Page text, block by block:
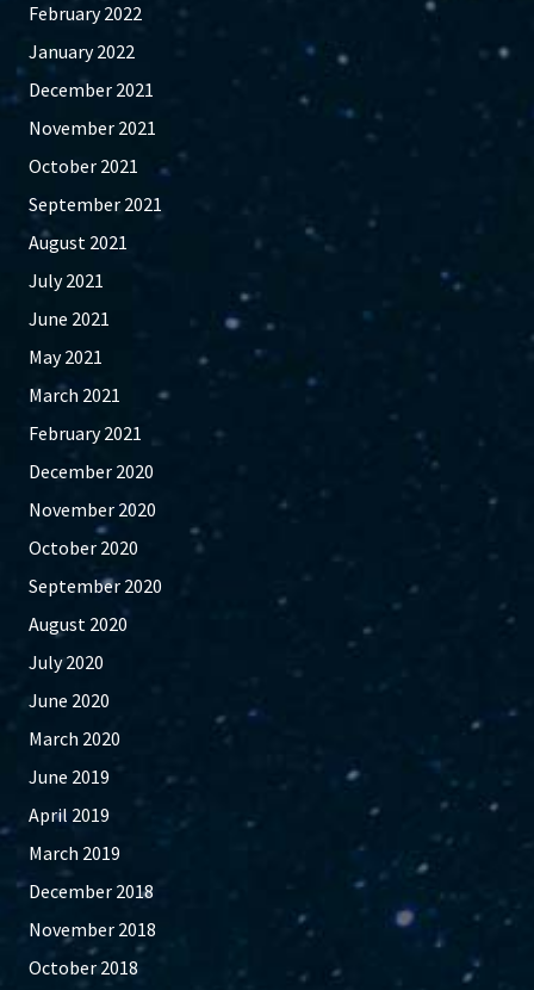
February 2022
January 2022
December 2021
November 2021
October 2021
September 2021
August 2021
July 2021
June 2021
May 2021
March 2021
February 2021
December 2020
November 2020
October 2020
September 2020
August 2020
July 2020
June 2020
March 2020
June 2019
April 2019
March 2019
December 2018
November 2018
October 2018